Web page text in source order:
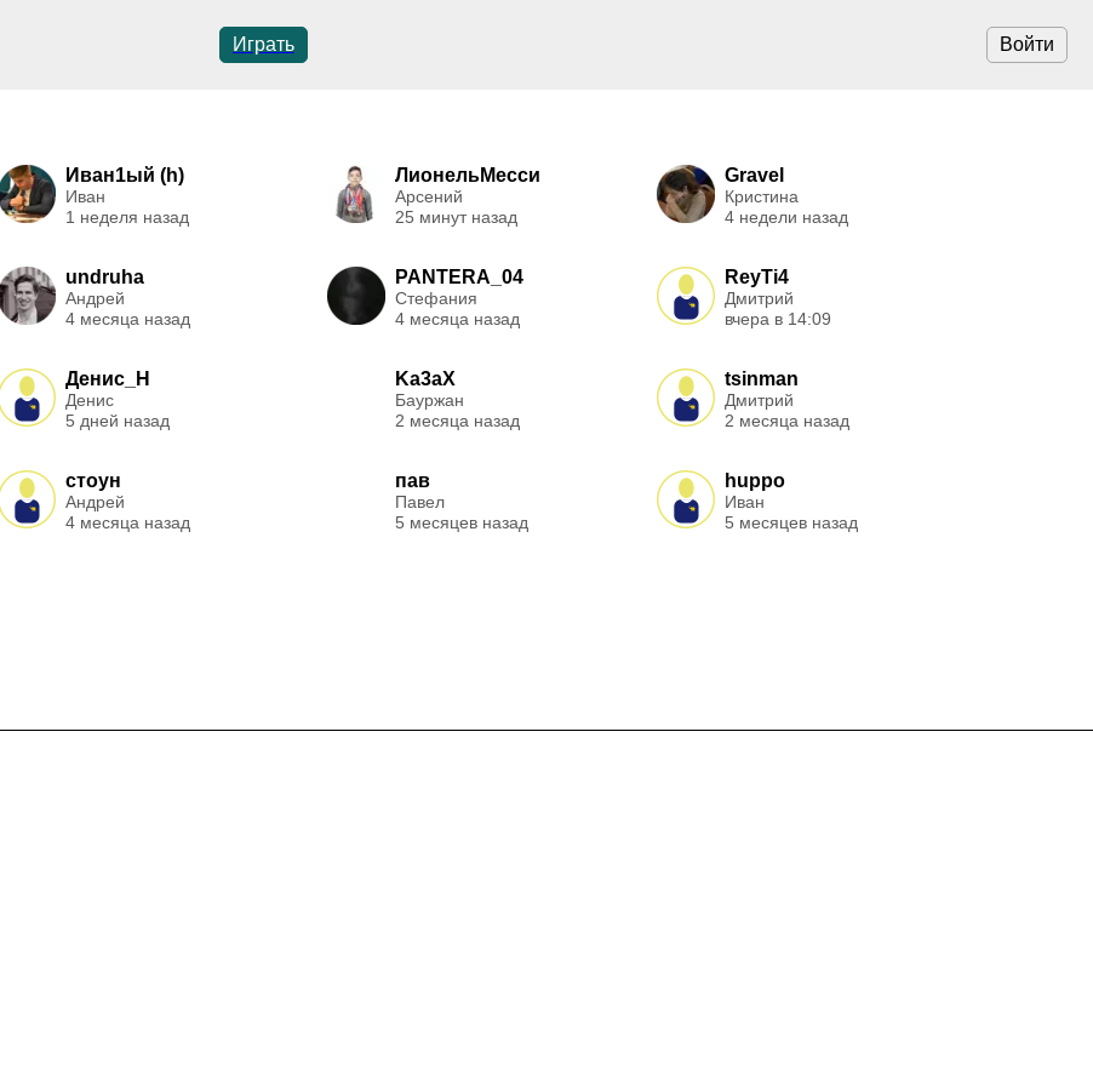
Войти
Играть
Иван1ый (h)
Иван
1 неделя назад
ЛионельМесси
Арсений
25 минут назад
Gravel
Кристина
4 недели назад
undruha
Андрей
4 месяца назад
PANTERA_04
Стефания
4 месяца назад
ReyTi4
Дмитрий
вчера в 14:09
Денис_Н
Денис
5 дней назад
Ka3aX
Бауржан
2 месяца назад
tsinman
Дмитрий
2 месяца назад
стоун
Андрей
4 месяца назад
пав
Павел
5 месяцев назад
huppo
Иван
5 месяцев назад